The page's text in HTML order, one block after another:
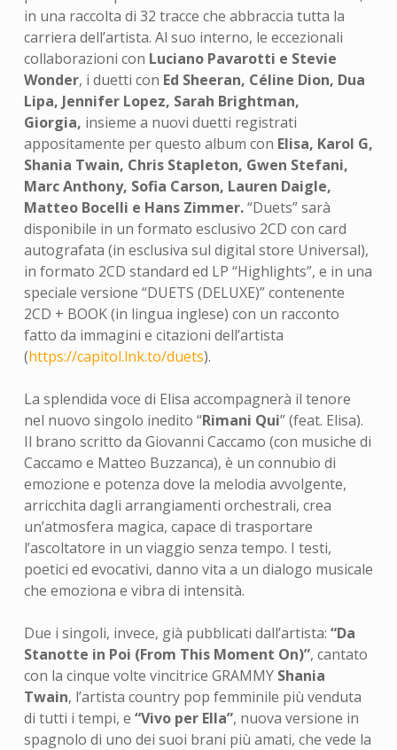
in una raccolta di 32 tracce che abbraccia tutta la
carriera dell’artista. Al suo interno, le eccezionali
collaborazioni con Luciano Pavarotti e Stevie
Wonder, i duetti con Ed Sheeran, Céline Dion, Dua
Lipa, Jennifer Lopez, Sarah Brightman,
Giorgia, insieme a nuovi duetti registrati
appositamente per questo album con Elisa, Karol G,
Shania Twain, Chris Stapleton, Gwen Stefani,
Marc Anthony, Sofia Carson, Lauren Daigle,
Matteo Bocelli e Hans Zimmer.“Duets” sarà
disponibile in un formato esclusivo 2CD con card
autografata (in esclusiva sul digital store Universal),
in formato 2CD standard ed LP “Highlights”, e in una
speciale versione “DUETS (DELUXE)” contenente
2CD + BOOK (in lingua inglese) con un racconto
fatto da immagini e citazioni dell’artista
(https://capitol.lnk.to/duets).
La splendida voce di Elisa accompagnerà il tenore
nel nuovo singolo inedito “Rimani Qui” (feat. Elisa).
Il brano scritto da Giovanni Caccamo (con musiche di
Caccamo e Matteo Buzzanca), è un connubio di
emozione e potenza dove la melodia avvolgente,
arricchita dagli arrangiamenti orchestrali, crea
un’atmosfera magica, capace di trasportare
l’ascoltatore in un viaggio senza tempo. I testi,
poetici ed evocativi, danno vita a un dialogo musicale
che emoziona e vibra di intensità.
Due i singoli, invece, già pubblicati dall’artista: “Da
Stanotte in Poi (From This Moment On)”, cantato
con la cinque volte vincitrice GRAMMY Shania
Twain, l’artista country pop femminile più venduta
di tutti i tempi, e “Vivo per Ella”, nuova versione in
spagnolo di uno dei suoi brani più amati, che vede la